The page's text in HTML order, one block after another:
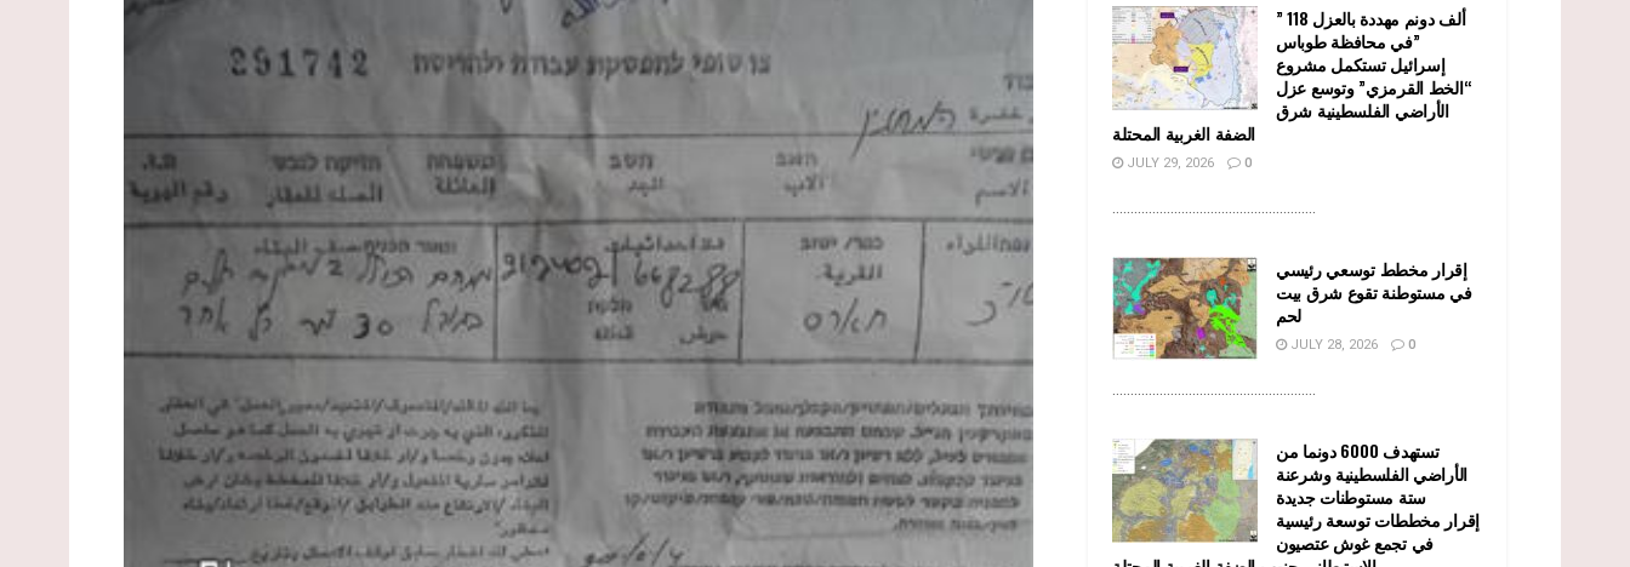
” 118 ألف دونم مهددة بالعزل
في محافظة طوباس”
إسرائيل تستكمل مشروع
“الخط القرمزي” وتوسع عزل
الأراضي الفلسطينية شرق
الضفة الغربية المحتلة
JULY 29, 2026 0
........................................................
إقرار مخطط توسعي رئيسي
في مستوطنة تقوع شرق بيت
لحم
JULY 28, 2026 0
........................................................
تستهدف 6000 دونما من
الأراضي الفلسطينية وشرعنة
ستة مستوطنات جديدة
إقرار مخططات توسعة رئيسية
في تجمع غوش عتصيون